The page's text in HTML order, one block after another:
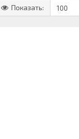
Показать: